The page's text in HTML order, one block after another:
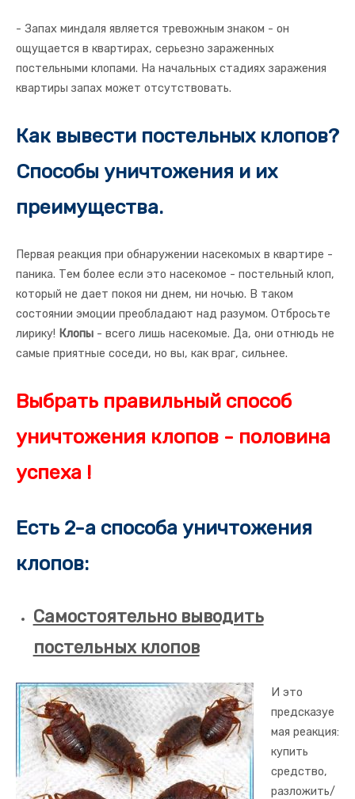
- Запах миндаля является тревожным знаком - он
ощущается в квартирах, серьезно зараженных
постельными клопами. На начальных стадиях заражения
квартиры запах может отсутствовать.
Как вывести постельных клопов?
Способы уничтожения и их
преимущества.
Первая реакция при обнаружении насекомых в квартире -
паника. Тем более если это насекомое - постельный клоп,
который не дает покоя ни днем, ни ночью. В таком
состоянии эмоции преобладают над разумом. Отбросьте
лирику! Клопы - всего лишь насекомые. Да, они отнюдь не
самые приятные соседи, но вы, как враг, сильнее.
Выбрать правильный способ
уничтожения клопов - половина
успеха !
Есть 2-а способа уничтожения
клопов:
Самостоятельно выводить
постельных клопов
И это
предсказуе
мая реакция:
купить
средство,
разложить/